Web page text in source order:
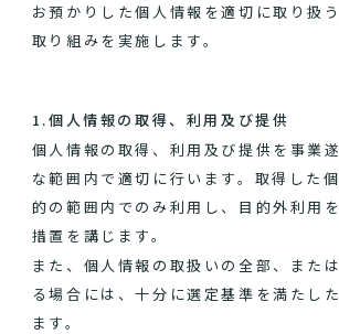
お預かりした個人情報を適切に取り扱
取り組みを実施します。
1.個人情報の取得、利用及び提供
個人情報の取得、利用及び提供を事業
な範囲内で適切に行います。取得した
的の範囲内でのみ利用し、目的外利用
措置を講じます。
また、個人情報の取扱いの全部、また
る場合には、十分に選定基準を満たし
ます。